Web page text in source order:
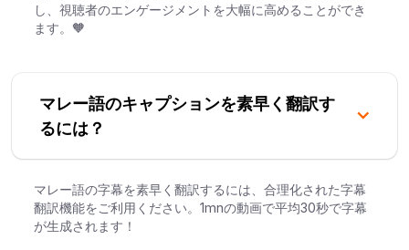
し、視聴者のエンゲージメントを大幅に高めることができ
ます。🧡
マレー語のキャプションを素早く翻訳す
るには？
マレー語の字幕を素早く翻訳するには、合理化された字幕
翻訳機能をご利用ください。1mnの動画で平均30秒で字幕
が生成されます！